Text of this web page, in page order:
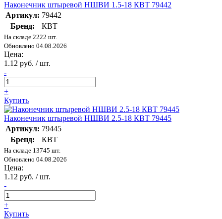
Наконечник штыревой НШВИ 1.5-18 КВТ 79442
Артикул: 79442
Бренд:
КВТ
На складе 2222 шт.
Обновлено 04.08.2026
Цена:
1.12 руб. / шт.
-
+
Купить
Наконечник штыревой НШВИ 2.5-18 КВТ 79445
Артикул: 79445
Бренд:
КВТ
На складе 13745 шт.
Обновлено 04.08.2026
Цена:
1.12 руб. / шт.
-
+
Купить